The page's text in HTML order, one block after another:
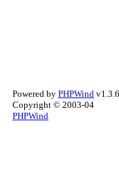
Powered by PHPWind v1.3.6
Copyright © 2003-04
PHPWind